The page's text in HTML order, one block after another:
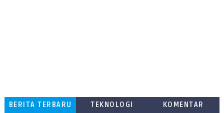
BERITA TERBARU TEKNOLOGI
KOMENTAR